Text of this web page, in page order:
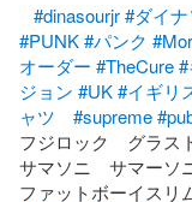
#dinasourjr#ダイ
#PUNK#パンク
オーダー #TheCure
ジョン #UK#イギリ
ャツ
#supreme
フジロック　グラス
サマソニ　サマーソ